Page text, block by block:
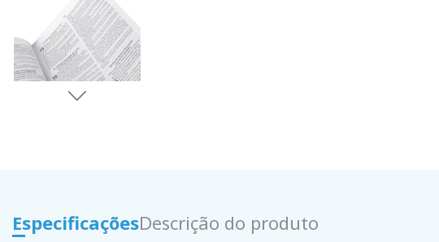
EspecificaçõesDescrição do produto